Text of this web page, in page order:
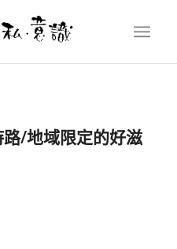
/地域限定的好滋